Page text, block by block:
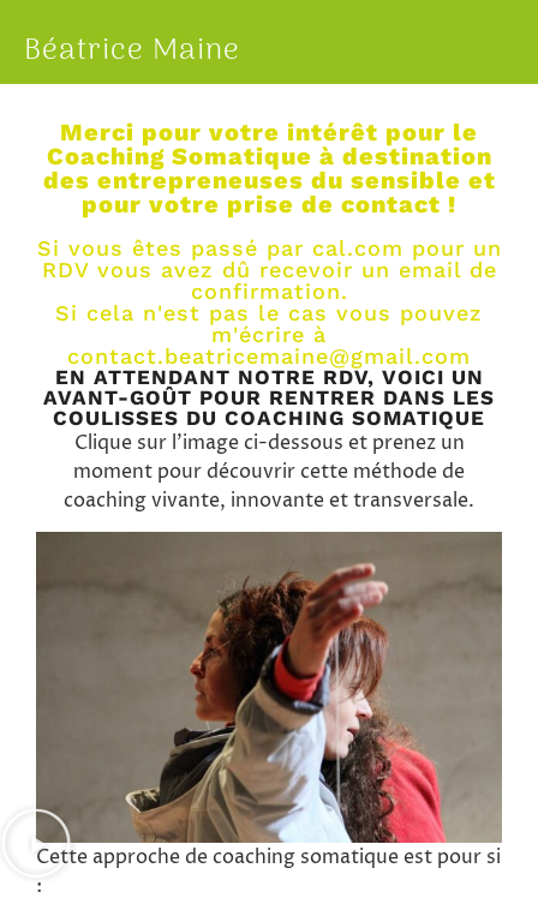
Béatrice Maine
Merci pour votre intérêt pour le
Coaching Somatique à destination
des entrepreneuses du sensible et
pour votre prise de contact !
Si vous êtes passé par cal.com pour un
RDV vous avez dû recevoir un email de
confirmation.
Si cela n'est pas le cas vous pouvez
m'écrire à
contact.beatricemaine@gmail.com
EN ATTENDANT NOTRE RDV, VOICI UN
AVANT-GOÛT POUR RENTRER DANS LES
COULISSES DU COACHING SOMATIQUE
Clique sur l’image ci-dessous et prenez un
moment pour découvrir cette méthode de
coaching vivante, innovante et transversale.
Cette approche de coaching somatique est pour si
: